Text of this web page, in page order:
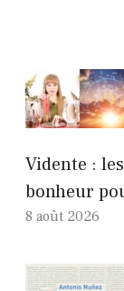
Vidente :
bonheur
8 août 2026